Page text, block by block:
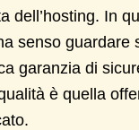
dell’hosting. In
senso guardare
garanzia di
è quella